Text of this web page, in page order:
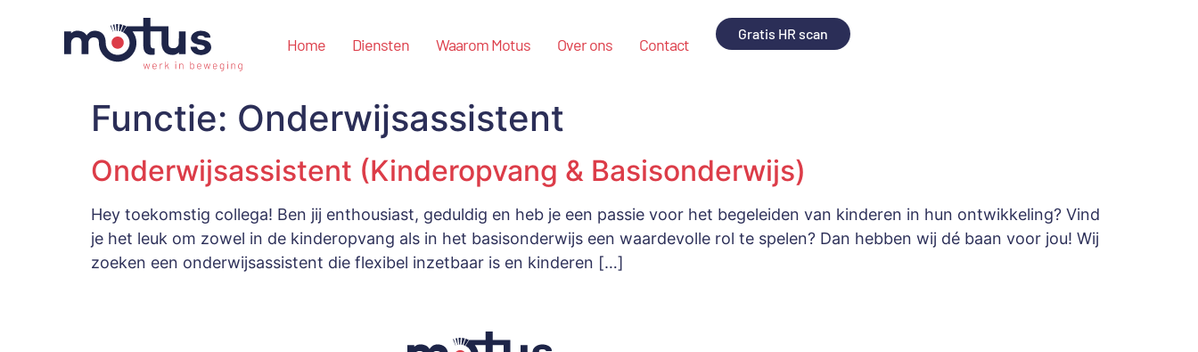
Home Diensten Waarom Motus Over ons Contact
Gratis HR scan
Functie: Onderwijsassistent
Onderwijsassistent (Kinderopvang & Basisonderwijs)
Hey toekomstig collega! Ben jij enthousiast, geduldig en heb je een passie voor het begeleiden van kinderen in hun ontwikkeling? Vind
je het leuk om zowel in de kinderopvang als in het basisonderwijs een waardevolle rol te spelen? Dan hebben wij dé baan voor jou! Wij
zoeken een onderwijsassistent die flexibel inzetbaar is en kinderen […]